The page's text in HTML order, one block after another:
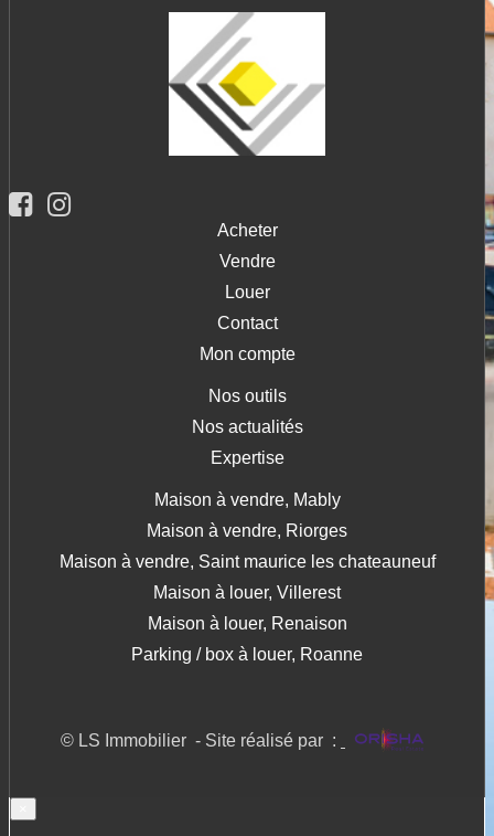
Acheter
Vendre
Louer
Contact
Mon compte
Nos outils
Nos actualités
Expertise
Maison à vendre, Mably
Maison à vendre, Riorges
Maison à vendre, Saint maurice les chateauneuf
Maison à louer, Villerest
Maison à louer, Renaison
Parking / box à louer, Roanne
© LS Immobilier - Site réalisé par :